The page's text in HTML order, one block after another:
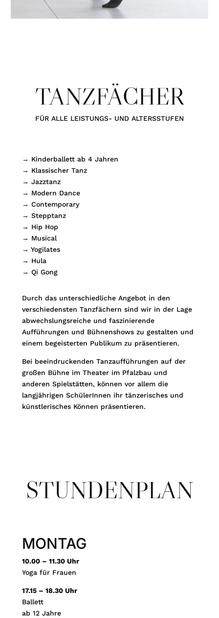
TANZFÄCHER
FÜR ALLE LEISTUNGS- UND ALTERSSTUFEN
→ Kinderballett ab 4 Jahren
→ Klassischer Tanz
→ Jazztanz
→ Modern Dance
→ Contemporary
→ Stepptanz
→ Hip Hop
→ Musical
→ Yogilates
→ Hula
→ Qi Gong
Durch das unterschiedliche Angebot in den
verschiedensten Tanzfächern sind wir in der Lage
abwechslungsreiche und faszinierende
Aufführungen und Bühnenshows zu gestalten und
einem begeisterten Publikum zu präsentieren.
Bei beeindruckenden Tanzaufführungen auf der
großen Bühne im Theater im Pfalzbau und
anderen Spielstätten, können vor allem die
langjährigen SchülerInnen ihr tänzerisches und
künstlerisches Können präsentieren.
STUNDENPLAN
MONTAG
10.00 – 11.30 Uhr
Yoga für Frauen
17.15 – 18.30 Uhr
Ballett
ab 12 Jahre